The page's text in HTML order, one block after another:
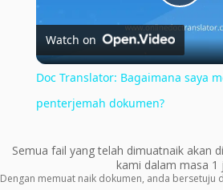
Play
Watch on
Doc Translator: Bagaimana saya
penterjemah dokumen?
Semua fail yang telah dimuatnaik akan
kami dalam masa 1
Dengan memuat naik dokumen, anda bersetuju